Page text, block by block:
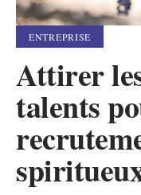
ENTREPRISE
Attirer
talents